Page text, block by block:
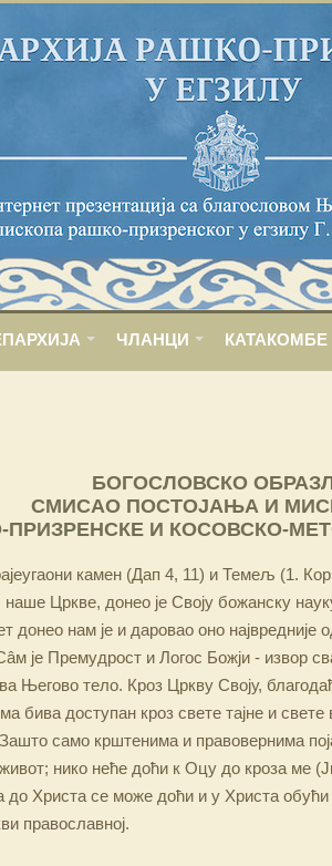
ЧЛАНЦИ КАТАКОМБЕ
БОГОСЛОВСКО
СМИСАО ПОСТОЈАЊА И
ПРИЗРЕНСКЕ И КОСОВСКО-
камен (Дап 4, 11) и Темељ (1.
наше Цркве, донео је Своју божанску
донео нам је и даровао оно
је Премудрост и Логос Божји - извор
Његово тело. Кроз Цркву Своју,
бива доступан кроз свете тајне и свете
само крштенима и правовернима
нико неће доћи к Оцу до кроза ме
до Христа се може доћи и у Христа
православној.